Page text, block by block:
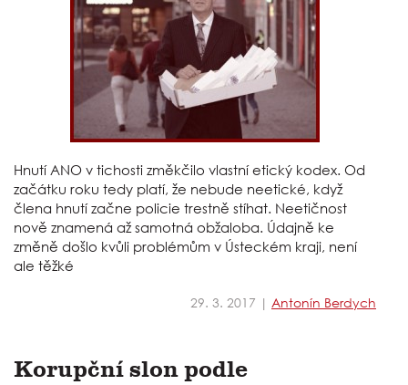
Hnutí ANO v tichosti změkčilo vlastní etický kodex. Od
začátku roku tedy platí, že nebude neetické, když
člena hnutí začne policie trestně stíhat. Neetičnost
nově znamená až samotná obžaloba. Údajně ke
změně došlo kvůli problémům v Ústeckém kraji, není
ale těžké
29. 3. 2017 | Antonín Berdych
Korupční slon podle